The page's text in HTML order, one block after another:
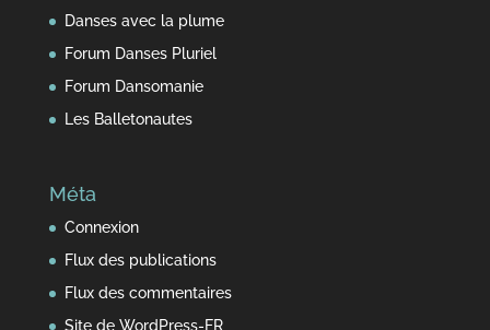
Danses avec la plume
Forum Danses Pluriel
Forum Dansomanie
Les Balletonautes
Méta
Connexion
Flux des publications
Flux des commentaires
Site de WordPress-FR